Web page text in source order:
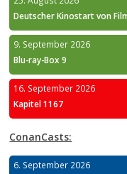
Deutscher Kinostart von
9. September 2026
Blu-ray-Box 9
16. September 2026
Kapitel 1167
ConanCasts:
6. September 2026